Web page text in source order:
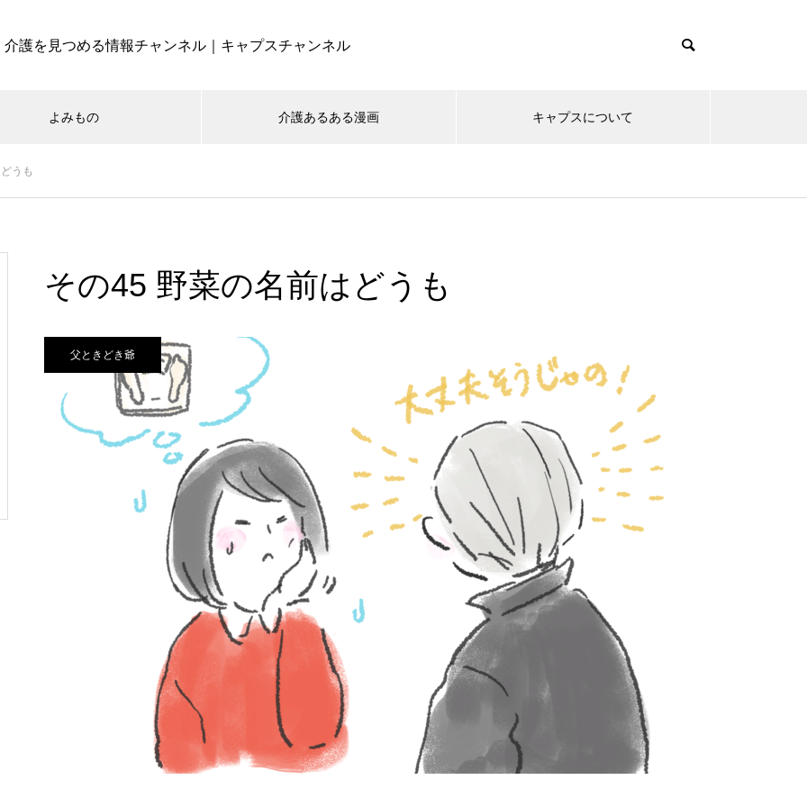
介護を見つめる情報チャンネル｜キャプスチャンネル
よみもの 介護あるある漫画 キャプスについて
うも
その45 野菜の名前はどうも
父ときどき爺